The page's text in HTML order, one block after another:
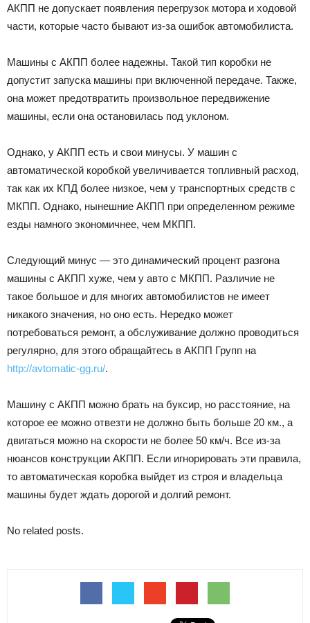
АКПП не допускает появления перегрузок мотора и ходовой
части, которые часто бывают из-за ошибок автомобилиста.
Машины с АКПП более надежны. Такой тип коробки не
допустит запуска машины при включенной передаче. Также,
она может предотвратить произвольное передвижение
машины, если она остановилась под уклоном.
Однако, у АКПП есть и свои минусы. У машин с
автоматической коробкой увеличивается топливный расход,
так как их КПД более низкое, чем у транспортных средств с
МКПП. Однако, нынешние АКПП при определенном режиме
езды намного экономичнее, чем МКПП.
Следующий минус — это динамический процент разгона
машины с АКПП хуже, чем у авто с МКПП. Различие не
такое большое и для многих автомобилистов не имеет
никакого значения, но оно есть. Нередко может
потребоваться ремонт, а обслуживание должно проводиться
регулярно, для этого обращайтесь в АКПП Групп на
http://avtomatic-gg.ru/.
Машину с АКПП можно брать на буксир, но расстояние, на
которое ее можно отвезти не должно быть больше 20 км., а
двигаться можно на скорости не более 50 км/ч. Все из-за
нюансов конструкции АКПП. Если игнорировать эти правила,
то автоматическая коробка выйдет из строя и владельца
машины будет ждать дорогой и долгий ремонт.
No related posts.